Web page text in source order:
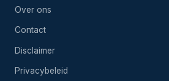
Over ons
Contact
Disclaimer
Privacybeleid